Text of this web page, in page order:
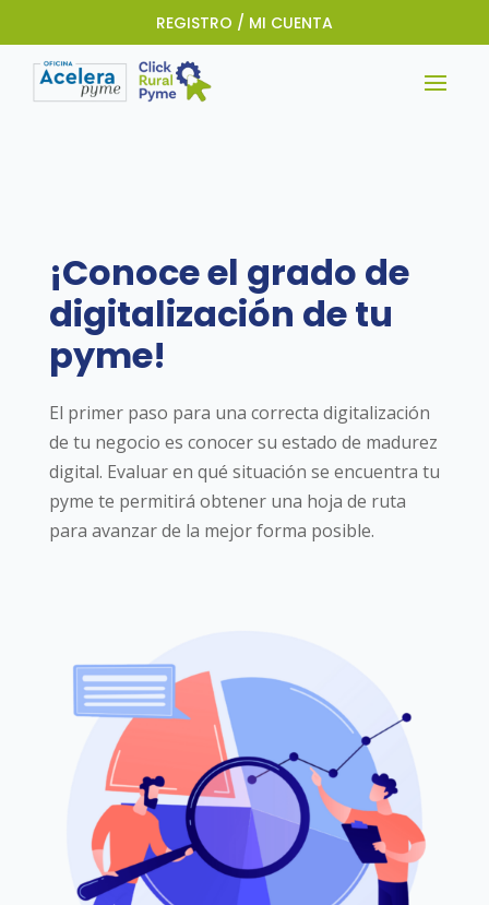
REGISTRO / MI CUENTA
¡Conoce el grado de
digitalización de tu
pyme!
El primer paso para una correcta digitalización
de tu negocio es conocer su estado de madurez
digital. Evaluar en qué situación se encuentra tu
pyme te permitirá obtener una hoja de ruta
para avanzar de la mejor forma posible.